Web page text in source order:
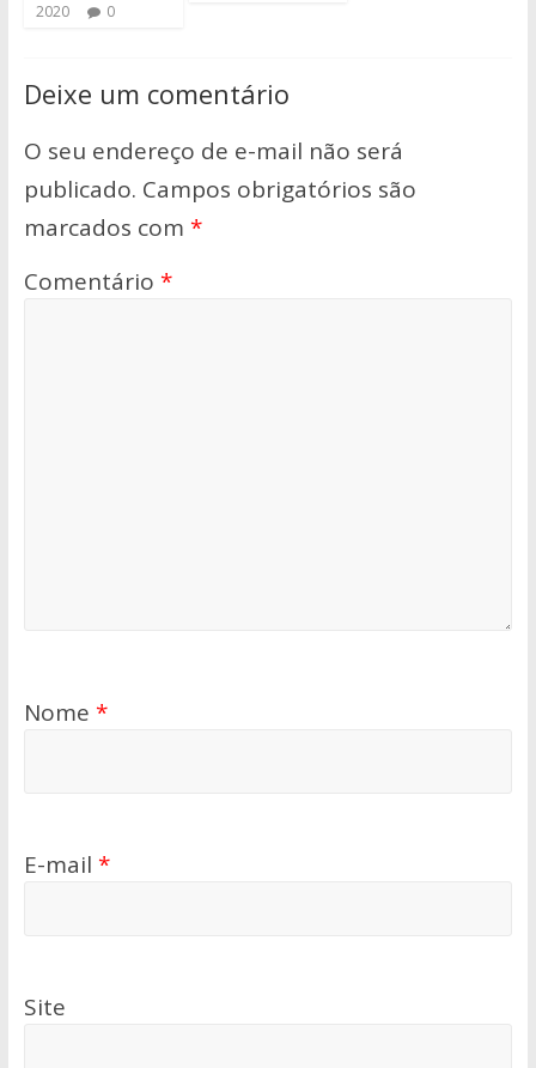
2020
0
Deixe um comentário
O seu endereço de e-mail não será
publicado. Campos obrigatórios são
marcados com *
Comentário *
Nome *
E-mail *
Site